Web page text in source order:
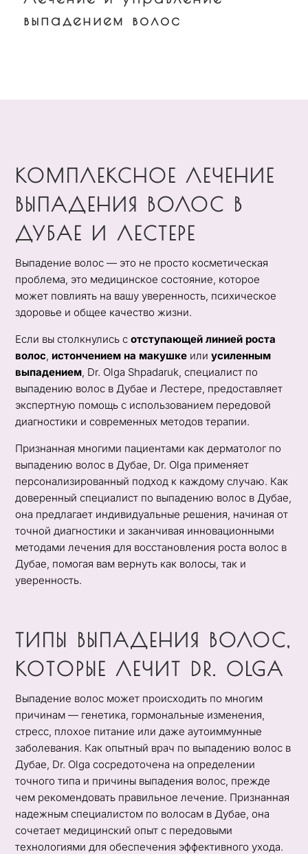
выпадением волос
КОМПЛЕКСНОЕ ЛЕЧЕНИЕ
ВЫПАДЕНИЯ ВОЛОС В
ДУБАЕ И ЛЕСТЕРЕ
Выпадение волос — это не просто косметическая
проблема, это медицинское состояние, которое
может повлиять на вашу уверенность, психическое
здоровье и общее качество жизни.
Если вы столкнулись сотступающей линией роста
волос, истончением на макушке илиусиленным
выпадением, Dr. Olga Shpadaruk, специалист по
выпадению волос в Дубае и Лестере, предоставляет
экспертную помощь с использованием передовой
диагностики и современных методов терапии.
Признанная многими пациентами как дерматолог по
выпадению волос в Дубае, Dr. Olga применяет
персонализированный подход к каждому случаю. Как
доверенный специалист по выпадению волос в Дубае,
она предлагает индивидуальные решения, начиная от
точной диагностики и заканчивая инновационными
методами лечения для восстановления роста волос в
Дубае, помогая вам вернуть как волосы, так и
уверенность.
ТИПЫ ВЫПАДЕНИЯ ВОЛОС,
КОТОРЫЕ ЛЕЧИТ DR. OLGA
Выпадение волос может происходить по многим
причинам — генетика, гормональные изменения,
стресс, плохое питание или даже аутоиммунные
заболевания. Как опытный врач по выпадению волос в
Дубае, Dr. Olga сосредоточена на определении
точного типа и причины выпадения волос, прежде
чем рекомендовать правильное лечение. Признанная
надежным специалистом по волосам в Дубае, она
сочетает медицинский опыт с передовыми
технологиями для обеспечения эффективного ухода.